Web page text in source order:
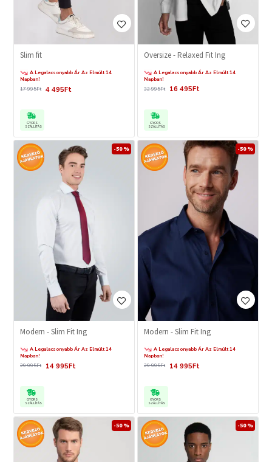
Slim fit
A Legalacsonyabb Ár Az Elmúlt 14
Napban!
4 495Ft
17 995Ft
GYORS
SZÁLLÍTÁS
Oversize - Relaxed Fit Ing
A Legalacsonyabb Ár Az Elmúlt 14
Napban!
16 495Ft
32 995Ft
GYORS
SZÁLLÍTÁS
-50 %
Modern - Slim Fit Ing
A Legalacsonyabb Ár Az Elmúlt 14
Napban!
14 995Ft
29 995Ft
GYORS
SZÁLLÍTÁS
-50 %
Modern - Slim Fit Ing
A Legalacsonyabb Ár Az Elmúlt 14
Napban!
14 995Ft
29 995Ft
GYORS
SZÁLLÍTÁS
-50 % -50 %